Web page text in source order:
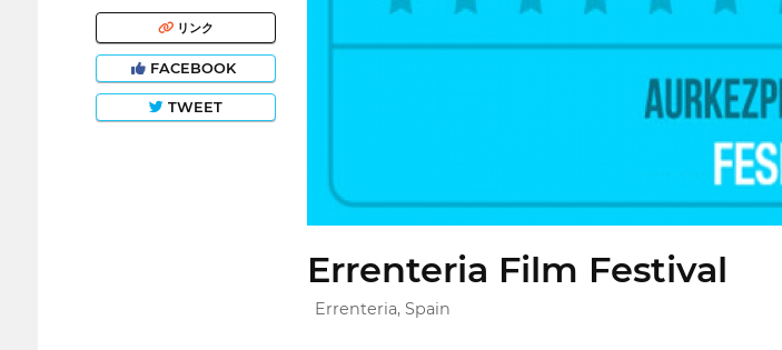
リンク
FACEBOOK
TWEET
Errenteria Film Festival
Errenteria, Spain